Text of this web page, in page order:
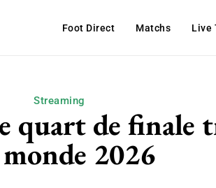
Foot Direct Matchs Live
Streaming
quart de finale
2026